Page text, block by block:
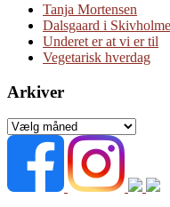
Tanja Mortensen
Dalsgaard i Skivholme
Underet er at vi er til
Vegetarisk hverdag
Arkiver
Arkiver